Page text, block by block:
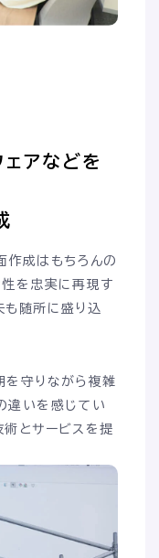
アなどを
作成はもちろんの
性を忠実に再現す
も随所に盛り込
を守りながら複雑
違いを感じてい
術とサービスを提